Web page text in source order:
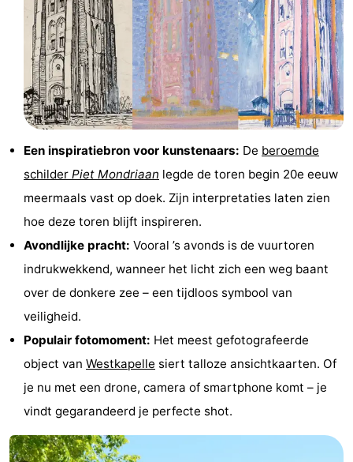
Binnenspeeltuinen
Bowlen
Wellness
centra
Dorpen
Steden
Natuur
Rondleidingen
Sporten
Zwembaden
Fietsen
Wandelen
-
Paardrijden
Golfbanen
Delta-
Eten
Een inspiratiebron voor kunstenaars: De beroemde
schilder Piet Mondriaan legde de toren begin 20e eeuw
meermaals vast op doek. Zijn interpretaties laten zien
hoe deze toren blijft inspireren.
Avondlijke pracht: Vooral ’s avonds is de vuurtoren
indrukwekkend, wanneer het licht zich een weg baant
over de donkere zee – een tijdloos symbool van
veiligheid.
Populair fotomoment: Het meest gefotografeerde
object van Westkapelle siert talloze ansichtkaarten. Of
je nu met een drone, camera of smartphone komt – je
vindt gegarandeerd je perfecte shot.